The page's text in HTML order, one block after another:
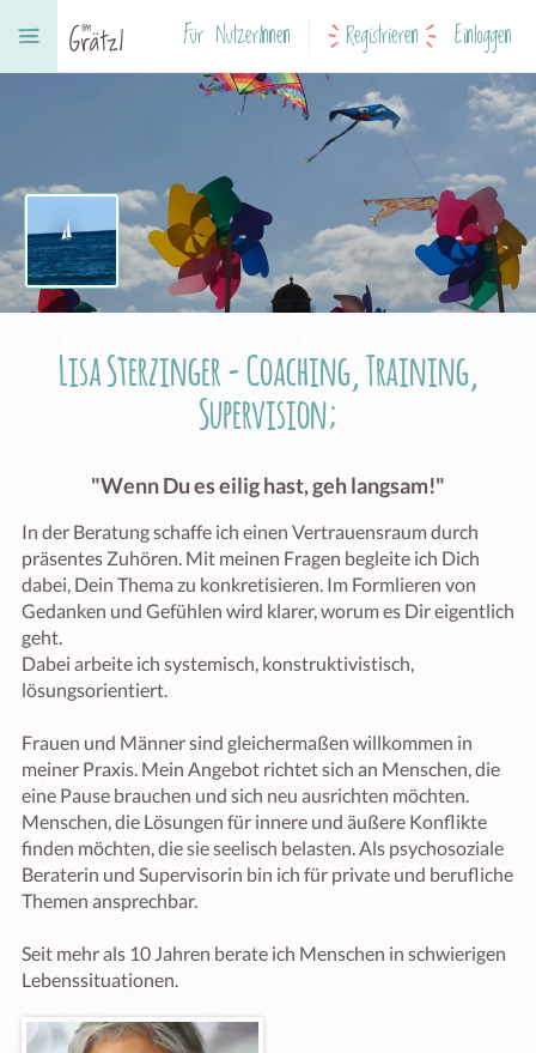
Für NutzerInnen Registrieren Einloggen
Lisa Sterzinger - Coaching, Training,
Supervision;
"Wenn Du es eilig hast, geh langsam!"
In der Beratung schaffe ich einen Vertrauensraum durch
präsentes Zuhören. Mit meinen Fragen begleite ich Dich
dabei, Dein Thema zu konkretisieren. Im Formlieren von
Gedanken und Gefühlen wird klarer, worum es Dir eigentlich
geht.
Dabei arbeite ich systemisch, konstruktivistisch,
lösungsorientiert.
Frauen und Männer sind gleichermaßen willkommen in
meiner Praxis. Mein Angebot richtet sich an Menschen, die
eine Pause brauchen und sich neu ausrichten möchten.
Menschen, die Lösungen für innere und äußere Konflikte
finden möchten, die sie seelisch belasten. Als psychosoziale
Beraterin und Supervisorin bin ich für private und berufliche
Themen ansprechbar.
Seit mehr als 10 Jahren berate ich Menschen in schwierigen
Lebenssituationen.